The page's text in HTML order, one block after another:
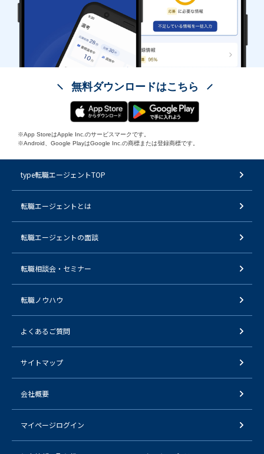
無料ダウンロードはこちら
※App StoreはApple Inc.のサービスマークです。
※Android、Google PlayはGoogle Inc.の商標または登録商標です。
type転職エージェントTOP
転職エージェントとは
転職エージェントの面談
転職相談会・セミナー
転職ノウハウ
よくあるご質問
サイトマップ
会社概要
マイページログイン